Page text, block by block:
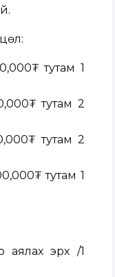
тутам 1
тутам 2
тутам 2
тутам 1
аялах эрх /1